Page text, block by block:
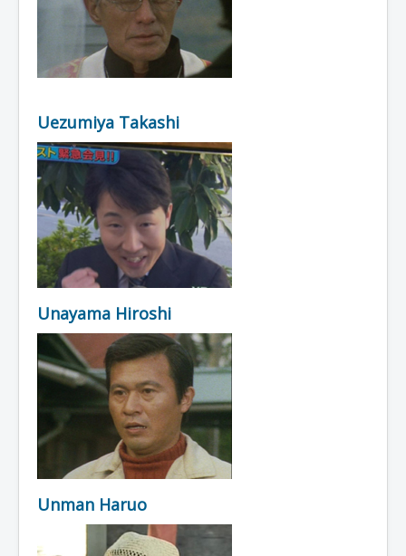
Uezumiya Takashi
Unayama Hiroshi
Unman Haruo